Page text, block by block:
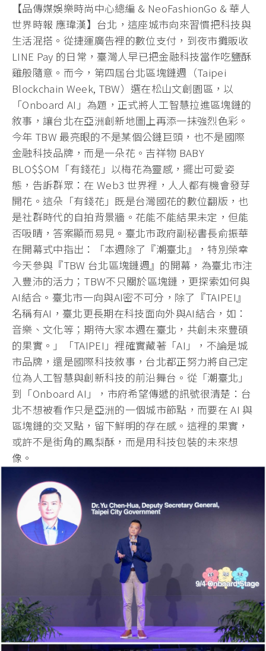
【品傳媒娛樂時尚中心總編 & NeoFashionGo & 華人
世界時報 應瑋漢】台北，這座城市向來習慣把科技與
生活混搭。從捷運廣告裡的數位支付，到夜市攤販收
LINE Pay 的日常，臺灣人早已把金融科技當作吃鹽酥
雞般隨意。而今，第四屆台北區塊鏈週（Taipei
Blockchain Week, TBW）選在松山文創園區，以
「Onboard AI」為題，正式將人工智慧拉進區塊鏈的
敘事，讓台北在亞洲創新地圖上再添一抹強烈色彩。
今年 TBW 最亮眼的不是某個公鏈巨頭，也不是國際
金融科技品牌，而是一朵花。吉祥物 BABY
BLO$$OM「有錢花」以梅花為靈感，擺出可愛姿
態，告訴群眾：在 Web3 世界裡，人人都有機會發芽
開花。這朵「有錢花」既是台灣國花的數位翻版，也
是社群時代的自拍背景牆。花能不能結果未定，但能
否吸睛，答案顯而易見。臺北市政府副秘書長俞振華
在開幕式中指出：「本週除了『潮臺北』，特別榮幸
今天參與『TBW 台北區塊鏈週』的開幕，為臺北市注
入豐沛的活力；TBW不只關於區塊鏈，更探索如何與
AI結合。臺北市一向與AI密不可分，除了『TAIPEI』
名稱有AI，臺北更長期在科技面向外與AI結合，如：
音樂、文化等；期待大家本週在臺北，共創未來豐碩
的果實。」「TAIPEI」裡確實藏著「AI」，不論是城
市品牌，還是國際科技敘事，台北都正努力將自己定
位為人工智慧與創新科技的前沿舞台。從「潮臺北」
到「Onboard AI」，市府希望傳遞的訊號很清楚：台
北不想被看作只是亞洲的一個城市節點，而要在 AI 與
區塊鏈的交叉點，留下鮮明的存在感。這裡的果實，
或許不是街角的鳳梨酥，而是用科技包裝的未來想
像。